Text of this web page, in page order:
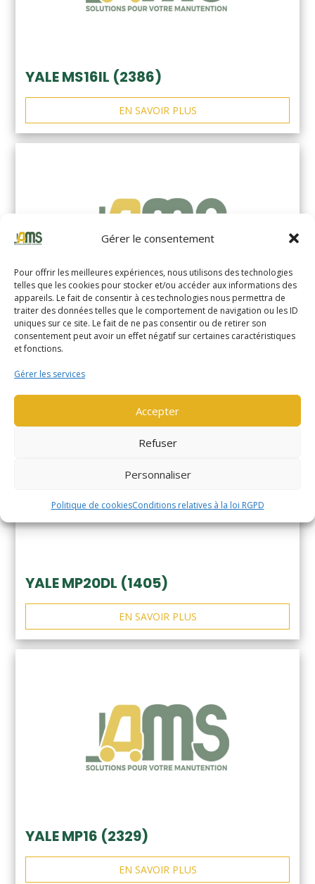
Gérer le consentement
Pour offrir les meilleures expériences, nous utilisons des technologies
telles que les cookies pour stocker et/ou accéder aux informations des
appareils. Le fait de consentir à ces technologies nous permettra de
traiter des données telles que le comportement de navigation ou les ID
uniques sur ce site. Le fait de ne pas consentir ou de retirer son
consentement peut avoir un effet négatif sur certaines caractéristiques
et fonctions.
Gérer les services
Accepter
Refuser
Personnaliser
Politique de cookiesConditions relatives à la loi RGPD
YALE MS16IL (2386)
EN SAVOIR PLUS
YALE MS14XIL (2510)
YALE MP20DL (1405)
EN SAVOIR PLUS
YALE MP16 (2329)
EN SAVOIR PLUS